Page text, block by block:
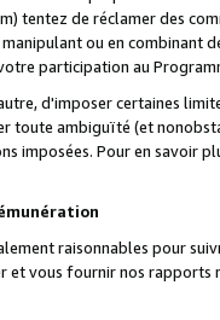
tentez de réclamer des
ou en combinant
participation au
d'imposer certaines
toute ambiguïté (et
imposées. Pour en savoir
raisonnables pour
et vous fournir nos